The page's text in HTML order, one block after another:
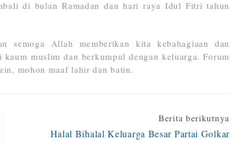
di bulan Ramadan dan hari raya Idul Fitri tahun
Allah memberikan kita kebahagiaan dan
muslim dan berkumpul dengan keluarga. Forum
mohon maaf lahir dan batin.
Berita berikutnya
Halal Bihalal Keluarga Besar Partai Golkar